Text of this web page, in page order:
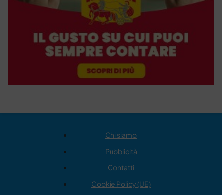
Chi siamo
Pubblicità
Contatti
Cookie Policy (UE)